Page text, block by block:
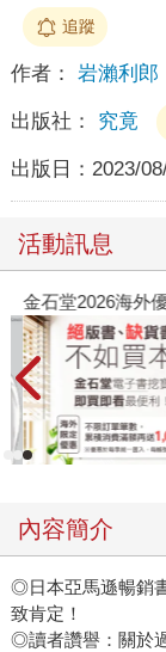
追蹤
作者： 岩瀨利郎
出版社： 究竟
出版日： 2023/
活動訊息
金石堂2026海外
內容簡介
◎日本亞馬遜暢銷
致肯定！
◎讀者讚譽：關於